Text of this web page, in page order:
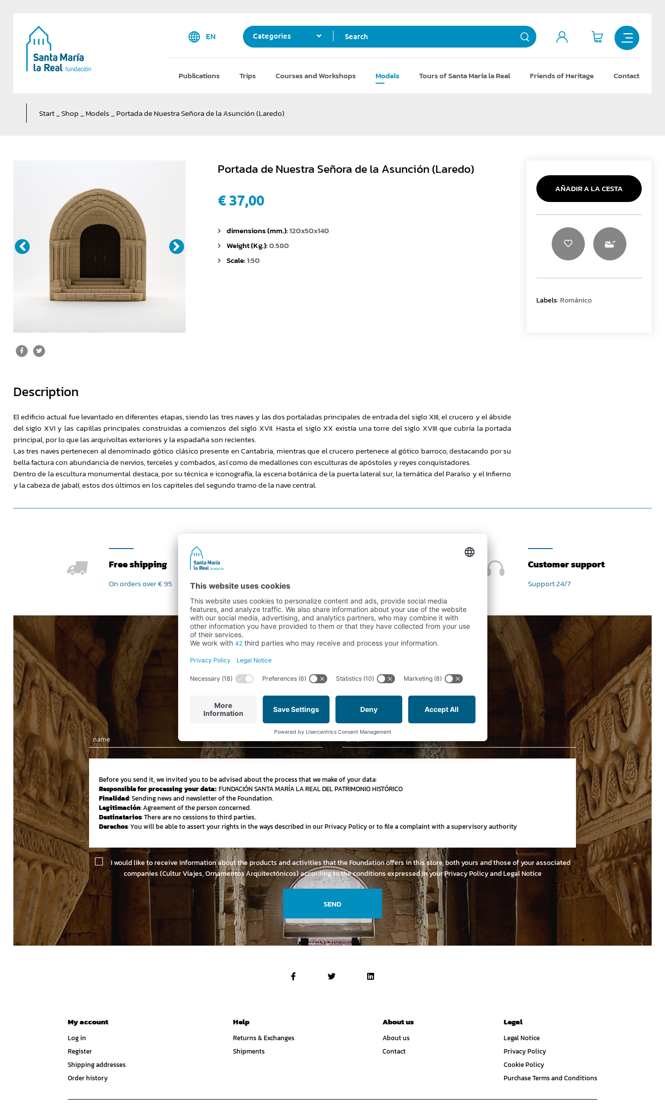
EN Categories Search
Publications Trips Courses and Workshops Models Tours of Santa María la Real Friends of Heritage Contact
Start_Shop_Models_Portada de Nuestra Señora de la Asunción (Laredo)
Portada de Nuestra Señora de la Asunción (Laredo)
€ 37,00
dimensions (mm.):120x50x140
Weight (Kg.):0.580
Scale:1:50
AÑADIR A LA CESTA
Labels: Románico
Description
El edificio actual fue levantado en diferentes etapas, siendo las tres naves y las dos portaladas principales de entrada del siglo XIII, el crucero y el ábside
del siglo XVI y las capillas principales construidas a comienzos del siglo XVII. Hasta el siglo XX existía una torre del siglo XVIII que cubría la portada
principal, por lo que las arquivoltas exteriores y la espadaña son recientes.
Las tres naves pertenecen al denominado gótico clásico presente en Cantabria, mientras que el crucero pertenece al gótico barroco, destacando por su
bella factura con abundancia de nervios, terceles y combados, así como de medallones con esculturas de apóstoles y reyes conquistadores.
Dentro de la escultura monumental destaca, por su técnica e iconografía, la escena botánica de la puerta lateral sur, la temática del Paraíso y el Infierno
y la cabeza de jabalí, estos dos últimos en los capiteles del segundo tramo de la nave central.
Free shipping
On orders over € 95
Customer support
Support 24/7
Newsletter
Subscribe to our newsletter and stay up-to-date on news,
special offers and discounts
Email
Before you send it, we invited you to be advised about the process that we make of your data:
Responsible for processing your data:: FUNDACIÓN SANTA MARÍA LA REAL DEL PATRIMONIO HISTÓRICO
Finalidad: Sending news and newsletter of the Foundation.
Legitimación: Agreement of the person concerned.
Destinatarios: There are no cessions to third parties..
Derechos: You will be able to assert your rights in the ways described in our Privacy Policy or to file a complaint with a supervisory authority
I would like to receive information about the products and activities that the Foundation offers in this store, both yours and those of your associated
companies (Cultur Viajes, Ornamentos Arquitectónicos) according to the conditions expressed in yourPrivacy Policy and Legal Notice
SEND
My account
Log in
Register
Shipping addresses
Order history
Help
Returns & Exchanges
Shipments
About us
About us
Contact
Legal
Legal Notice
Privacy Policy
Cookie Policy
Purchase Terms and Conditions